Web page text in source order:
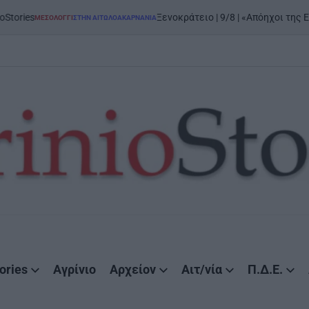
ΑΙΤΩΛΟΑΚΑΡΝΑΝΊΑΞενοκράτειο | 9/8 | «Απόηχοι της Εξόδου»: μεγάλη
Αγρίνιο Αρχείον Αιτ/νία Π.Δ.Ε.